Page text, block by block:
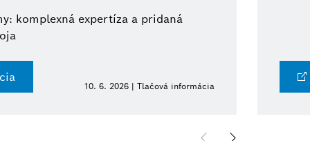
komplexná expertíza a pridaná
10. 6. 2026 | Tlačová informácia